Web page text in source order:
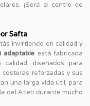
¡Será el centro de
Safta
invirtiendo en calidad y
adaptable está fabricada
diseñados para
reforzadas y sus
una larga vida útil, para
del Atleti durante mucho